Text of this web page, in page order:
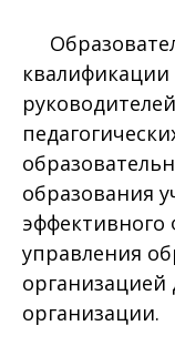
образования
управления
организацией
организации.